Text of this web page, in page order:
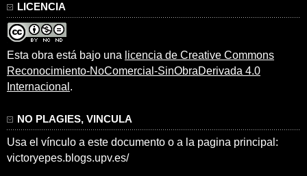
LICENCIA
Esta obra está bajo una licencia de Creative Commons
Reconocimiento-NoComercial-SinObraDerivada 4.0
Internacional .
NO PLAGIES, VINCULA
Usa el vínculo a este documento o a la pagina principal:
victoryepes.blogs.upv.es/